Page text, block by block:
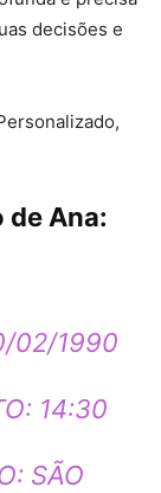
decisões e
de Ana:
02/1990
14:30
SÃO